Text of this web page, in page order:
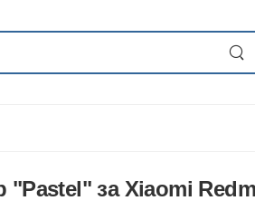
"Pastel" за Xiaomi